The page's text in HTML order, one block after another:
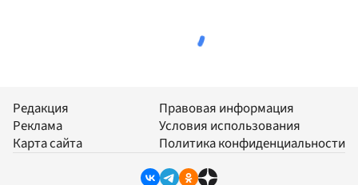
Редакция
Реклама
Карта сайта
Правовая информация
Условия использования
Политика конфиденциальности